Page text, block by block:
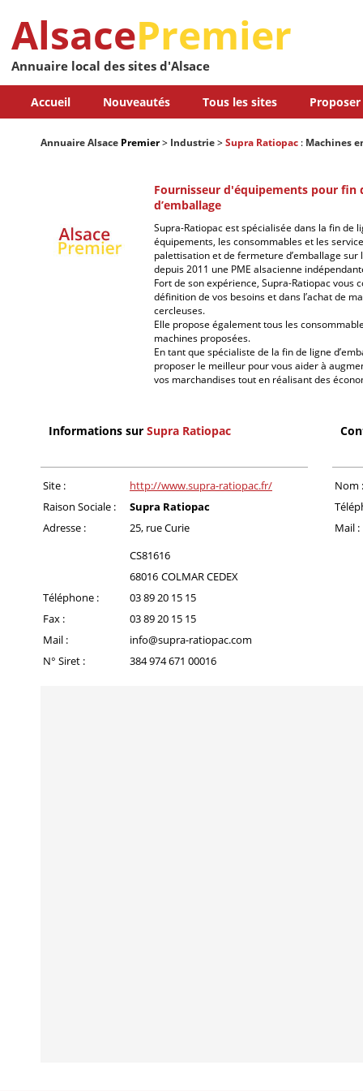
AlsacePremier
Annuaire local des sites d'Alsace
Accueil Nouveautés Tous les sites
Annuaire Alsace Premier> Industrie>Supra Ratiopac : Machines
Fournisseur d'équipements pour fin
d’emballage
Supra-Ratiopac est spécialisée dans la fin de
équipements, les consommables et les
palettisation et de fermeture d’emballage
depuis 2011 une PME alsacienne
Fort de son expérience, Supra-Ratiopac vous
définition de vos besoins et dans l’achat de
cercleuses.
Elle propose également tous les
machines proposées.
En tant que spécialiste de la fin de ligne
proposer le meilleur pour vous aider à
vos marchandises tout en réalisant des
Informations sur Supra Ratiopac
Site :
http://www.supra-ratiopac.fr/
Raison Sociale :
Supra Ratiopac
Adresse :
25, rue Curie
CS81616
68016 COLMAR CEDEX
Téléphone :
03 89 20 15 15
Fax :
03 89 20 15 15
Mail :
info@supra-ratiopac.com
N° Siret :
384 974 671 00016
Nom :
Mail :